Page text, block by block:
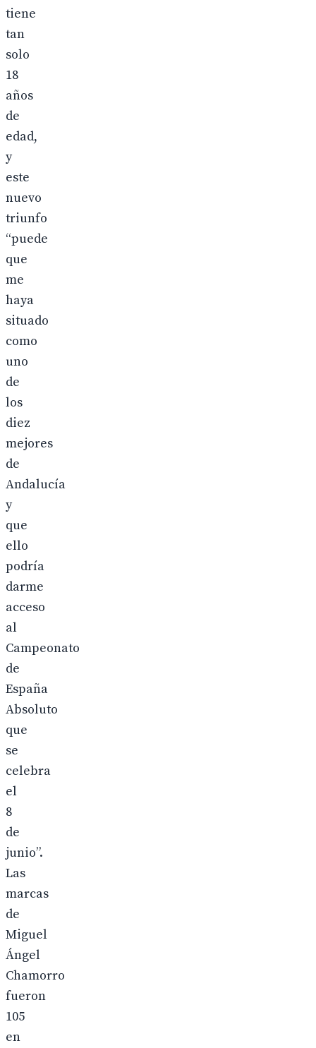
tiene
tan
solo
18
años
de
edad,
y
este
nuevo
triunfo
“puede
que
me
haya
situado
como
uno
de
los
diez
mejores
de
Andalucía
y
que
ello
podría
darme
acceso
al
Campeonato
de
España
Absoluto
que
se
celebra
el
8
de
junio”.
Las
marcas
de
Miguel
Ángel
Chamorro
fueron
105
en